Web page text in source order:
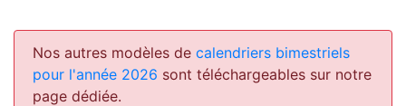
Nos autres modèles de calendriers bimestriels
pour l'année 2026 sont téléchargeables sur notre
page dédiée.